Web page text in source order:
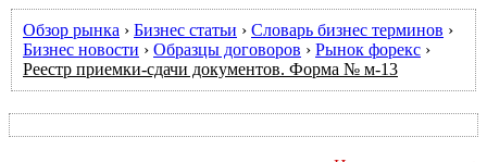
Обзор рынка › Бизнес статьи › Словарь бизнес терминов ›
Бизнес новости › Образцы договоров › Рынок форекс ›
Реестр приемки-сдачи документов. Форма № м-13